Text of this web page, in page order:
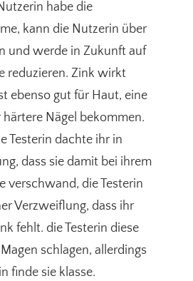
habe die
kann die Nutzerin über
und werde in Zukunft auf
reduzieren. Zink wirkt
ebenso gut für Haut, eine
Nägel bekommen.
Testerin dachte ihr in
dass sie damit bei ihrem
verschwand, die Testerin
Verzweiflung, dass ihr
fehlt. die Testerin diese
schlagen, allerdings
finde sie klasse.